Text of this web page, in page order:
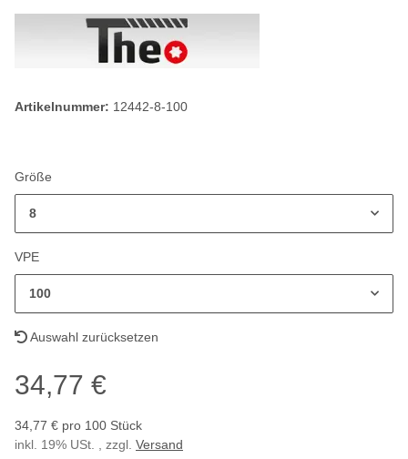
Artikelnummer: 12442-8-100
Größe
8
VPE
100
Auswahl zurücksetzen
34,77 €
34,77 € pro 100 Stück
inkl. 19% USt. , zzgl. Versand